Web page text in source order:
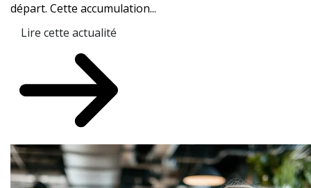
départ. Cette accumulation...
Lire cette actualité